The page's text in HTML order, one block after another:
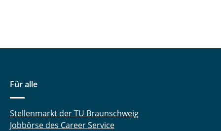
Für alle
Stellenmarkt der TU Braunschweig
Jobbörse des Career Service